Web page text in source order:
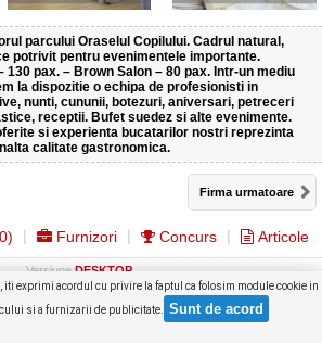
parcului Oraselul Copilului. Cadrul natural,
potrivit pentru evenimentele importante.
130 pax. – Brown Salon – 80 pax. Intr-un mediu
la dispozitie o echipa de profesionisti in
nunti, cununii, botezuri, aniversari, petreceri
receptii. Bufet suedez si alte evenimente.
si experienta bucatarilor nostri reprezinta
calitate gastronomica.
Firma urmatoare
exprimi acordul cu privire la faptul ca folosim module cookie in
si a furnizarii de publicitate.
) Furnizori Concurs Articole
Versiune DESKTOP
© GHIDUL NUNTII 2026